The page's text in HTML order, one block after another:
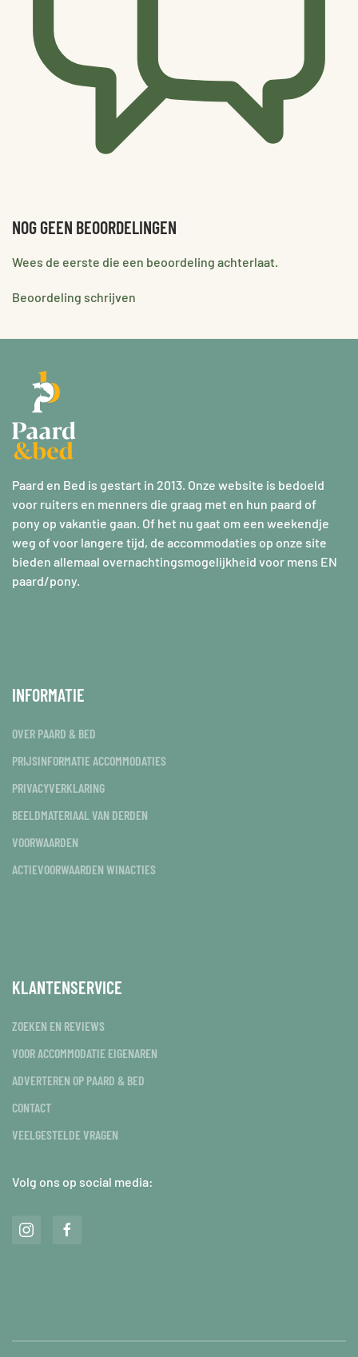
NOG GEEN BEOORDELINGEN
Wees de eerste die een beoordeling achterlaat.
Beoordeling schrijven
Paard en Bed is gestart in 2013. Onze website is bedoeld
voor ruiters en menners die graag met en hun paard of
pony op vakantie gaan. Of het nu gaat om een weekendje
weg of voor langere tijd, de accommodaties op onze site
bieden allemaal overnachtingsmogelijkheid voor mens EN
paard/pony.
INFORMATIE
OVER PAARD & BED
PRIJSINFORMATIE ACCOMMODATIES
PRIVACYVERKLARING
BEELDMATERIAAL VAN DERDEN
VOORWAARDEN
ACTIEVOORWAARDEN WINACTIES
KLANTENSERVICE
ZOEKEN EN REVIEWS
VOOR ACCOMMODATIE EIGENAREN
ADVERTEREN OP PAARD & BED
CONTACT
VEELGESTELDE VRAGEN
Volg ons op social media: